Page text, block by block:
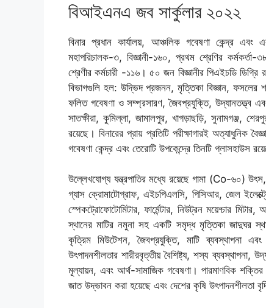
বিআইএনএ জব সার্কুলার ২০২২
বিনার প্রধান কার্যালয়, আঞ্চলিক গবেষণা কেন্দ্র
মহাপরিচালক-৩, বিজ্ঞানী-১৬০, প্রথম শ্রেণির
শ্রেণীর কর্মচারী -১১৬। ৫০ জন বিজ্ঞানীর পিএইচডি ডিগ্রি
বিভাগগুলি হল: উদ্ভিদ প্রজনন, মৃত্তিকা বিজ্ঞান, ফসলের
ফলিত গবেষণা ও সম্প্রসারণ, জৈবপ্রযুক্তি, উদ্যানতত্ত্ব
সাতক্ষীরা, কুমিল্লা, জামালপুর, খাগড়াছড়ি, সুনামগঞ্জ,
রয়েছে। বিনারের প্রায় প্রতিটি পরীক্ষাগারই অত্যাধুনিক
গবেষণা কেন্দ্র এবং তেরোটি উপকেন্দ্রে তিনটি গ্লাসহাউস
উল্লেখযোগ্য যন্ত্রপাতির মধ্যে রয়েছে গামা (Co-৬০)
গ্যাস ক্রোমাটোগ্রাফ, এইচপিএলসি, পিসিআর, জেল
স্পেকট্রোফোটোমিটার, ফার্মেন্টার, নিউট্রন ময়েশ্চার
স্থানের মাটির নমুনা সহ একটি সমৃদ্ধ মৃত্তিকা জাদুঘর
কৃত্রিম মিউটেশন, জৈবপ্রযুক্তি, মাটি ব্যবস্থাপনা
উৎপাদনশীলতার শারীরবৃত্তীয় বৈশিষ্ট্য, শস্য
মূল্যায়ন, এবং আর্থ-সামাজিক গবেষণা। পারমাণবিক
জাত উদ্ভাবন করা হয়েছে এবং দেশের কৃষি উৎপাদনশীলতা